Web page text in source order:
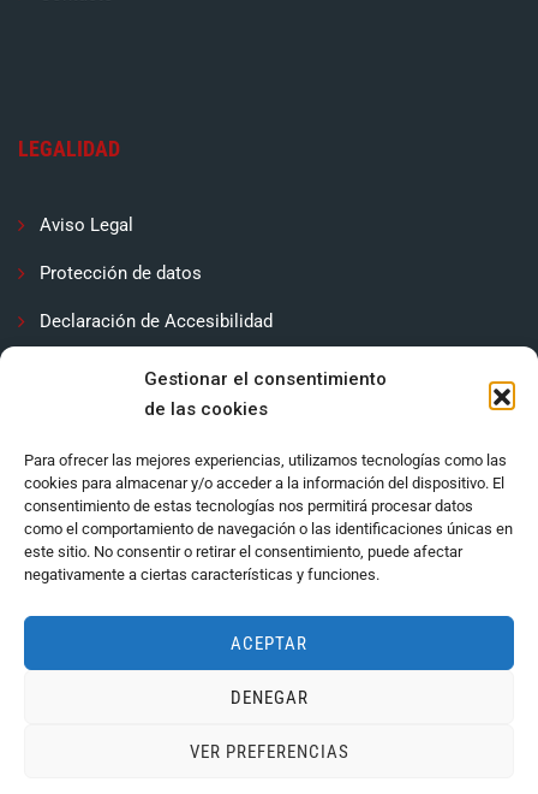
Gestionar el consentimiento
de las cookies
Para ofrecer las mejores experiencias, utilizamos tecnologías como las
cookies para almacenar y/o acceder a la información del dispositivo. El
consentimiento de estas tecnologías nos permitirá procesar datos
como el comportamiento de navegación o las identificaciones únicas en
este sitio. No consentir o retirar el consentimiento, puede afectar
negativamente a ciertas características y funciones.
ACEPTAR
DENEGAR
VER PREFERENCIAS
LEGALIDAD
Aviso Legal
Protección de datos
Declaración de Accesibilidad
Política de cookies (UE)
Ayuntamiento de Córdoba 2024.